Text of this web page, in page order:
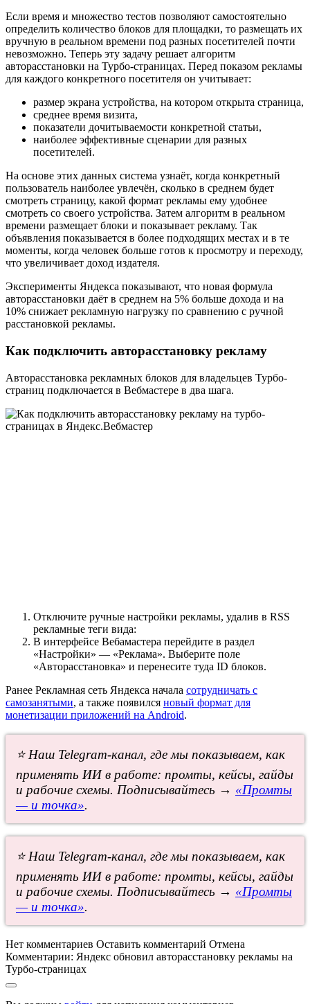
Если время и множество тестов позволяют самостоятельно
определить количество блоков для площадки, то размещать их
вручную в реальном времени под разных посетителей почти
невозможно. Теперь эту задачу решает алгоритм
авторасстановки на Турбо-страницах. Перед показом рекламы
для каждого конкретного посетителя он учитывает:
размер экрана устройства, на котором открыта страница,
среднее время визита,
показатели дочитываемости конкретной статьи,
наиболее эффективные сценарии для разных
посетителей.
На основе этих данных система узнаёт, когда конкретный
пользователь наиболее увлечён, сколько в среднем будет
смотреть страницу, какой формат рекламы ему удобнее
смотреть со своего устройства. Затем алгоритм в реальном
времени размещает блоки и показывает рекламу. Так
объявления показывается в более подходящих местах и в те
моменты, когда человек больше готов к просмотру и переходу,
что увеличивает доход издателя.
Эксперименты Яндекса показывают, что новая формула
авторасстановки даёт в среднем на 5% больше дохода и на
10% снижает рекламную нагрузку по сравнению с ручной
расстановкой рекламы.
Как подключить авторасстановку рекламу
Авторасстановка рекламных блоков для владельцев Турбо-
страниц подключается в Вебмастере в два шага.
Отключите ручные настройки рекламы, удалив в RSS
рекламные теги вида:
В интерфейсе Вебамастера перейдите в раздел
«Настройки» — «Реклама». Выберите поле
«Авторасстановка» и перенесите туда ID блоков.
Ранее Рекламная сеть Яндекса начала сотрудничать с
самозанятыми, а также появился новый формат для
монетизации приложений на Android.
⭐ Наш Telegram-канал, где мы показываем, как
применять ИИ в работе: промты, кейсы, гайды
и рабочие схемы. Подписывайтесь → «Промты
— и точка».
⭐ Наш Telegram-канал, где мы показываем, как
применять ИИ в работе: промты, кейсы, гайды
и рабочие схемы. Подписывайтесь → «Промты
— и точка».
Нет комментариев Оставить комментарий Отмена
Комментарии: Яндекс обновил авторасстановку рекламы на
Турбо-страницах